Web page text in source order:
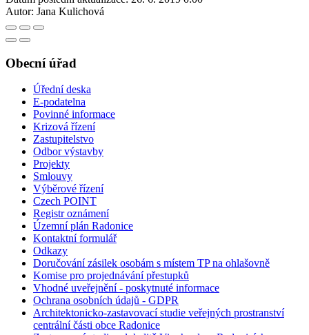
Autor: Jana Kulichová
Obecní úřad
Úřední deska
E-podatelna
Povinné informace
Krizová řízení
Zastupitelstvo
Odbor výstavby
Projekty
Smlouvy
Výběrové řízení
Czech POINT
Registr oznámení
Územní plán Radonice
Kontaktní formulář
Odkazy
Doručování zásilek osobám s místem TP na ohlašovně
Komise pro projednávání přestupků
Vhodné uveřejnění - poskytnuté informace
Ochrana osobních údajů - GDPR
Architektonicko-zastavovací studie veřejných prostranství
centrální části obce Radonice